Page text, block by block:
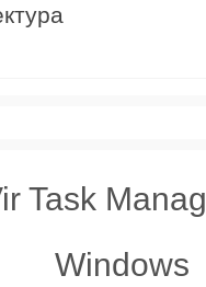
Task
Windows